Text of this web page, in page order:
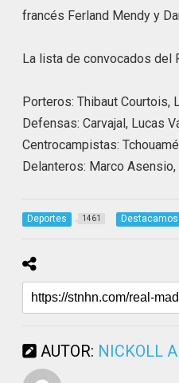
francés Ferland Mendy y
La lista de convocados del
Porteros: Thibaut Courtois,
Defensas: Carvajal, Lucas
Centrocampistas:
Delanteros: Marco
Deportes 1461 Destacamos
AUTOR: NICKOLL